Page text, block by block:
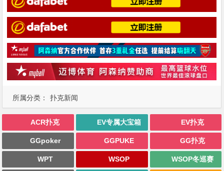
所属分类： 扑克新闻
ACR扑克 EV专属大宝箱 EV扑克
GGpoker GGPUKE GG扑克
WPT WSOP WSOP冬巡赛